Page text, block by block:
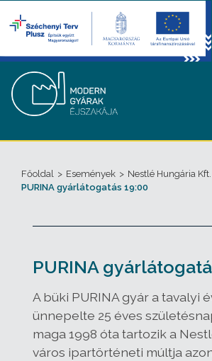
Főoldal > Események > Nestlé Hungária
PURINA gyárlátogatás 19:00
PURINA
A büki PURINA gyár a tavalyi
ünnepelte 25 éves
maga 1998 óta tartozik a
város ipartörténeti múltja